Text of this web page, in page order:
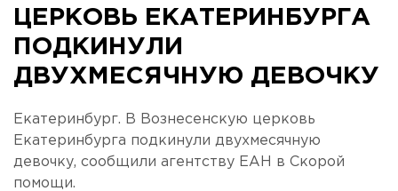
ЦЕРКОВЬ ЕКАТЕРИНБУРГА
ПОДКИНУЛИ
ДВУХМЕСЯЧНУЮ ДЕВОЧКУ
Екатеринбург. В Вознесенскую церковь
Екатеринбурга подкинули двухмесячную
девочку, сообщили агентству ЕАН в Скорой
помощи.